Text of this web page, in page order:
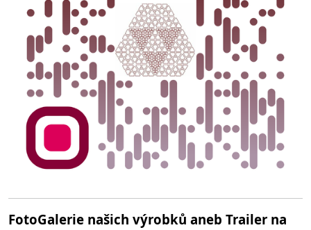
FotoGalerie našich výrobků aneb Trailer na